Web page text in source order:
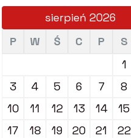
sierpień 2026
P
W Ś C P S
1
3
4 5 6 7 8
10
11 12 13 14 15
17
18 19 20 21 22